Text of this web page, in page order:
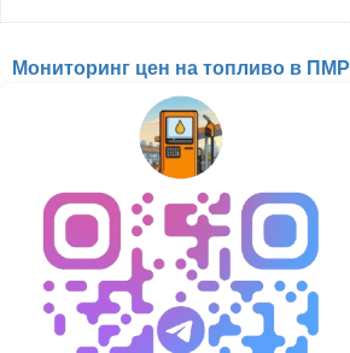
Мониторинг цен на топливо в ПМР